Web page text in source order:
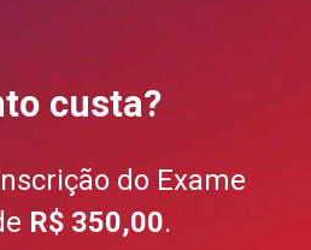
custa?
do Exame
R$ 350,00.